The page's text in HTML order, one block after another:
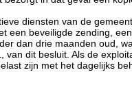
diensten van de
een beveiligde zending,
dan drie maanden oud,
van dit besluit. Als de
zijn met het dagelijks